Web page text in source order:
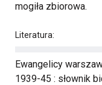
mogiła zbiorowa.
Literatura:
Ewangelicy
1939-45 : słownik